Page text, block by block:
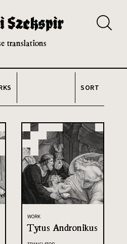
translations
SORT
WORK
Tytus Andronikus